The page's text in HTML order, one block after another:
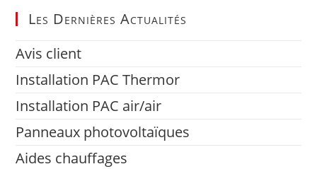
Les Dernières Actualités
Avis client
Installation PAC Thermor
Installation PAC air/air
Panneaux photovoltaïques
Aides chauffages